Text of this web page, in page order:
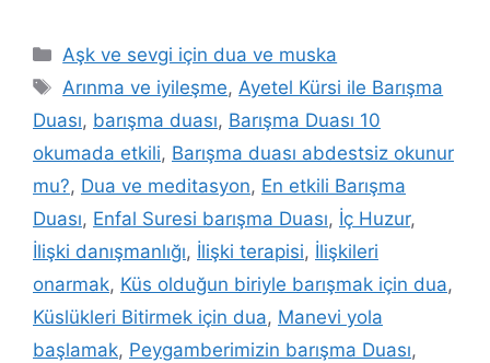
Aşk ve sevgi için dua ve muska
Arınma ve iyileşme,Ayetel Kürsi ile Barışma
Duası, barışma duası, Barışma Duası 10
okumada etkili, Barışma duası abdestsiz okunur
mu?, Dua ve meditasyon, En etkili Barışma
Duası, Enfal Suresi barışma Duası, İç Huzur,
İlişki danışmanlığı, İlişki terapisi, İlişkileri
onarmak, Küs olduğun biriyle barışmak için dua,
Küslükleri Bitirmek için dua, Manevi yola
başlamak, Peygamberimizin barışma Duası,